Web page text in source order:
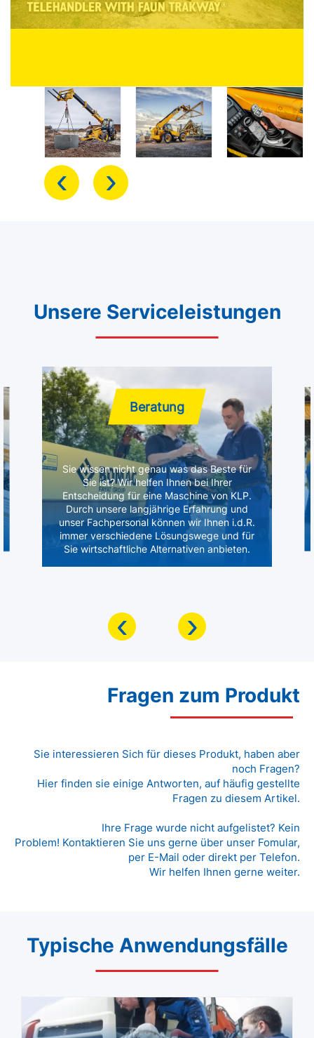
‹ ›
Unsere Serviceleistungen
Beratung
Sie wissen nicht genau was das Beste für
Sie ist? Wir helfen Ihnen bei Ihrer
Entscheidung für eine Maschine von KLP.
Durch unsere langjährige Erfahrung und
unser Fachpersonal können wir Ihnen i.d.R.
immer verschiedene Lösungswege und für
Sie wirtschaftliche Alternativen anbieten.
‹ ›
Fragen zum Produkt
Sie interessieren Sich für dieses Produkt, haben aber
noch Fragen?
Hier finden sie einige Antworten, auf häufig gestellte
Fragen zu diesem Artikel.
Ihre Frage wurde nicht aufgelistet? Kein
Problem! Kontaktieren Sie uns gerne über unser Fomular,
per E-Mail oder direkt per Telefon.
Wir helfen Ihnen gerne weiter.
Typische Anwendungsfälle